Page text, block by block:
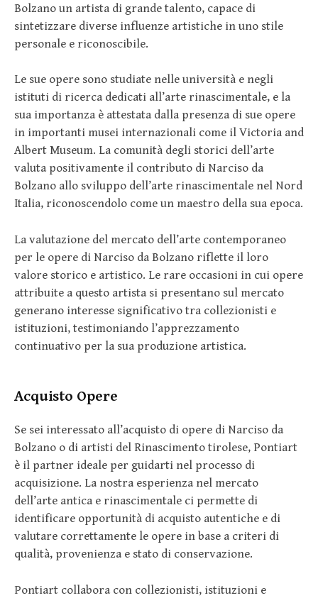
Bolzano un artista di grande talento, capace di
sintetizzare diverse influenze artistiche in uno stile
personale e riconoscibile.
Le sue opere sono studiate nelle università e negli
istituti di ricerca dedicati all’arte rinascimentale, e la
sua importanza è attestata dalla presenza di sue opere
in importanti musei internazionali come il Victoria and
Albert Museum. La comunità degli storici dell’arte
valuta positivamente il contributo di Narciso da
Bolzano allo sviluppo dell’arte rinascimentale nel Nord
Italia, riconoscendolo come un maestro della sua epoca.
La valutazione del mercato dell’arte contemporaneo
per le opere di Narciso da Bolzano riflette il loro
valore storico e artistico. Le rare occasioni in cui opere
attribuite a questo artista si presentano sul mercato
generano interesse significativo tra collezionisti e
istituzioni, testimoniando l’apprezzamento
continuativo per la sua produzione artistica.
Acquisto Opere
Se sei interessato all’acquisto di opere di Narciso da
Bolzano o di artisti del Rinascimento tirolese, Pontiart
è il partner ideale per guidarti nel processo di
acquisizione. La nostra esperienza nel mercato
dell’arte antica e rinascimentale ci permette di
identificare opportunità di acquisto autentiche e di
valutare correttamente le opere in base a criteri di
qualità, provenienza e stato di conservazione.
Pontiart collabora con collezionisti, istituzioni e